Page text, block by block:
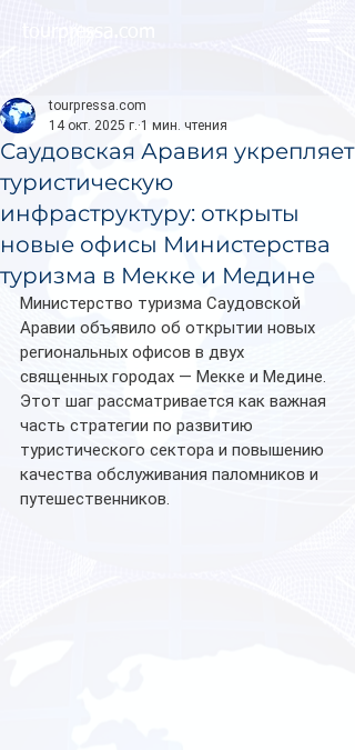
Саудовская Аравия укрепляет
туристическую
инфраструктуру: открыты
новые офисы Министерства
туризма в Мекке и Медине
tourpressa.com
14 окт. 2025 г. 1 мин. чтения
Министерство туризма Саудовской
Аравии объявило об открытии новых
региональных офисов в двух
священных городах — Мекке и Медине.
Этот шаг рассматривается как важная
часть стратегии по развитию
туристического сектора и повышению
качества обслуживания паломников и
путешественников.